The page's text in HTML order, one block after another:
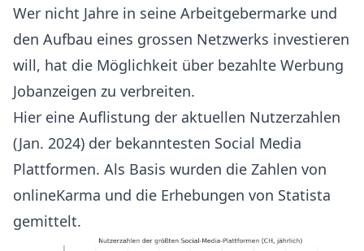
Wer nicht Jahre in seine Arbeitgebermarke und
den Aufbau eines grossen Netzwerks investieren
will, hat die Möglichkeit über bezahlte Werbung
Jobanzeigen zu verbreiten.
Hier eine Auflistung der aktuellen Nutzerzahlen
(Jan. 2024) der bekanntesten Social Media
Plattformen. Als Basis wurden die Zahlen von
onlineKarma und die Erhebungen von Statista
gemittelt.